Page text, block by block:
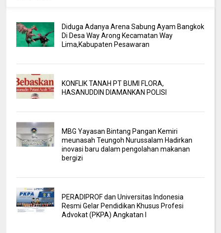
Diduga Adanya Arena Sabung Ayam Bangkok
Di Desa Way Arong Kecamatan Way
Lima,Kabupaten Pesawaran
KONFLIK TANAH PT BUMI FLORA,
HASANUDDIN DIAMANKAN POLISI
MBG Yayasan Bintang Pangan Kemiri
meunasah Teungoh Nurussalam Hadirkan
inovasi baru dalam pengolahan makanan
bergizi
PERADIPROF dan Universitas Indonesia
Resmi Gelar Pendidikan Khusus Profesi
Advokat (PKPA) Angkatan I